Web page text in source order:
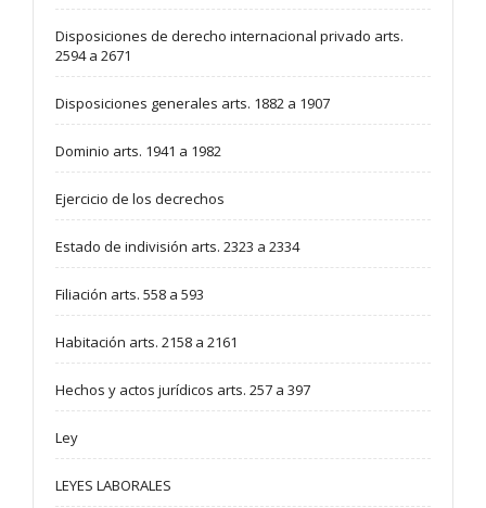
Disposiciones de derecho internacional privado arts.
2594 a 2671
Disposiciones generales arts. 1882 a 1907
Dominio arts. 1941 a 1982
Ejercicio de los decrechos
Estado de indivisión arts. 2323 a 2334
Filiación arts. 558 a 593
Habitación arts. 2158 a 2161
Hechos y actos jurídicos arts. 257 a 397
Ley
LEYES LABORALES